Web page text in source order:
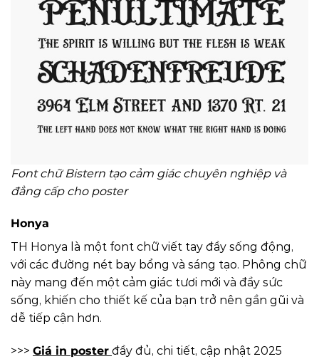
Font chữ Bistern tạo cảm giác chuyên nghiệp và
đẳng cấp cho poster
Honya
TH Honya là một font chữ viết tay đầy sống động,
với các đường nét bay bổng và sáng tạo. Phông chữ
này mang đến một cảm giác tươi mới và đầy sức
sống, khiến cho thiết kế của bạn trở nên gần gũi và
dễ tiếp cận hơn.
>>> Giá in poster đầy đủ, chi tiết, cập nhật 2025